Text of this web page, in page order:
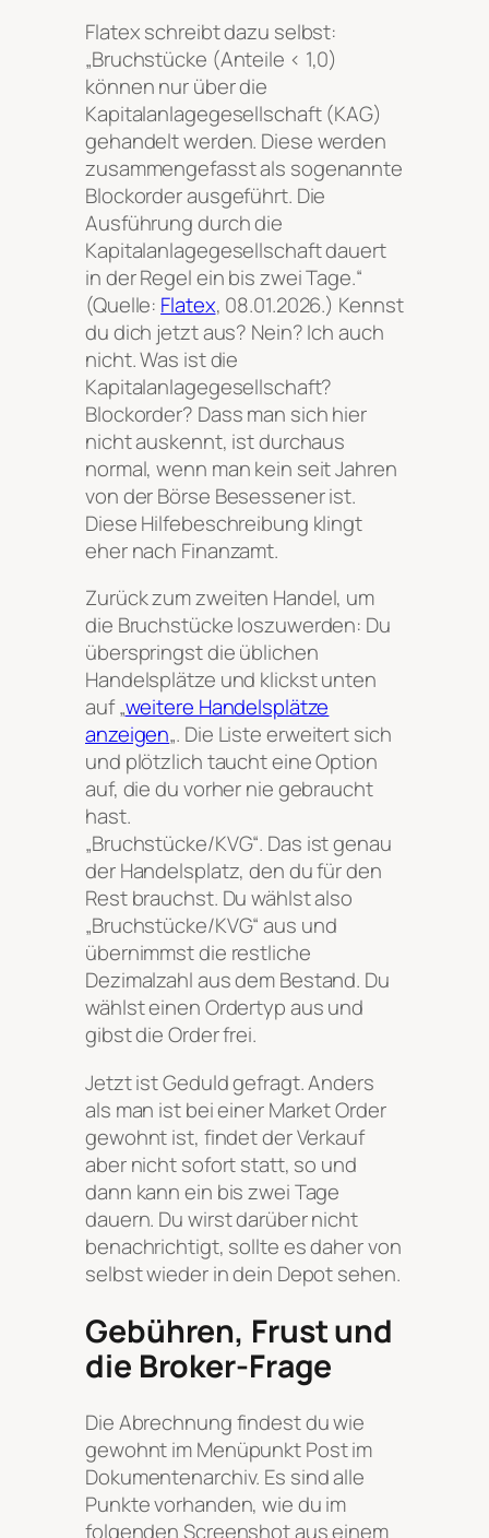
Flatex schreibt dazu selbst:
„Bruchstücke (Anteile < 1,0)
können nur über die
Kapitalanlagegesellschaft (KAG)
gehandelt werden. Diese werden
zusammengefasst als sogenannte
Blockorder ausgeführt. Die
Ausführung durch die
Kapitalanlagegesellschaft dauert
in der Regel ein bis zwei Tage.“
(Quelle: Flatex, 08.01.2026.) Kennst
du dich jetzt aus? Nein? Ich auch
nicht. Was ist die
Kapitalanlagegesellschaft?
Blockorder? Dass man sich hier
nicht auskennt, ist durchaus
normal, wenn man kein seit Jahren
von der Börse Besessener ist.
Diese Hilfebeschreibung klingt
eher nach Finanzamt.
Zurück zum zweiten Handel, um
die Bruchstücke loszuwerden: Du
überspringst die üblichen
Handelsplätze und klickst unten
auf „weitere Handelsplätze
anzeigen„. Die Liste erweitert sich
und plötzlich taucht eine Option
auf, die du vorher nie gebraucht
hast.
„Bruchstücke/KVG“. Das ist genau
der Handelsplatz, den du für den
Rest brauchst. Du wählst also
„Bruchstücke/KVG“ aus und
übernimmst die restliche
Dezimalzahl aus dem Bestand. Du
wählst einen Ordertyp aus und
gibst die Order frei.
Jetzt ist Geduld gefragt. Anders
als man ist bei einer Market Order
gewohnt ist, findet der Verkauf
aber nicht sofort statt, so und
dann kann ein bis zwei Tage
dauern. Du wirst darüber nicht
benachrichtigt, sollte es daher von
selbst wieder in dein Depot sehen.
Gebühren, Frust und
die Broker-Frage
Die Abrechnung findest du wie
gewohnt im Menüpunkt Post im
Dokumentenarchiv. Es sind alle
Punkte vorhanden, wie du im
folgenden Screenshot aus einem